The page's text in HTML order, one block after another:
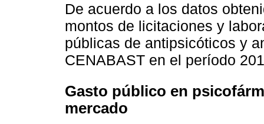
De acuerdo a los datos
montos de licitaciones y
públicas de antipsicóticos y
CENABAST en el período
Gasto público en
mercado